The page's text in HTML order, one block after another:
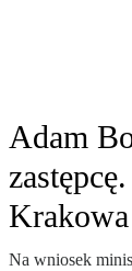
Adam
Krakowa
Na wniosek